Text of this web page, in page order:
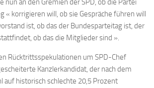
nun an den Gremien der SPD, ob die Partei
« korrigieren will, ob sie Gespräche führen will
ist, ob das der Bundesparteitag ist, der
ob das die Mitglieder sind ».
Rücktrittsspekulationen um SPD-Chef
Kanzlerkandidat, der nach dem
auf historisch schlechte 20,5 Prozent